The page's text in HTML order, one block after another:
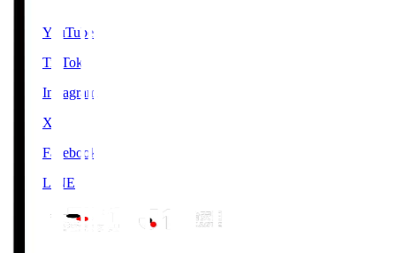
YouTube
TikTok
Instagram
X
Facebook
LINE